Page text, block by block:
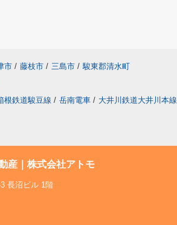
市 / 藤枝市 / 三島市 / 駿東郡清水町
根鉄道駿豆線 / 岳南電車 / 大井川鉄道大井川本線
産｜株式会社アトモ
長沼ビル 1階